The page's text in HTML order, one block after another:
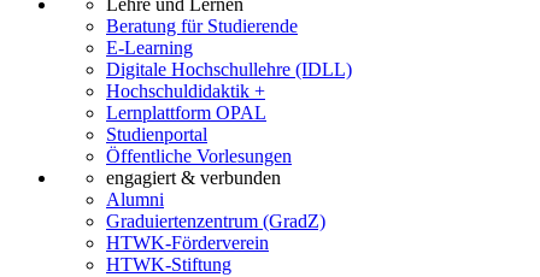
Lehre und Lernen
Beratung für Studierende
E-Learning
Digitale Hochschullehre (IDLL)
Hochschuldidaktik +
Lernplattform OPAL
Studienportal
Öffentliche Vorlesungen
engagiert & verbunden
Alumni
Graduiertenzentrum (GradZ)
HTWK-Förderverein
HTWK-Stiftung